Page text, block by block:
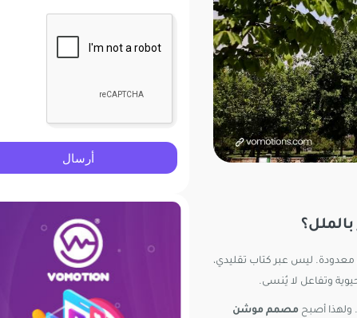
ليس عبر كتاب تقليدي،
وتفاعل لا يُنسى.
ولهذا أصبح مصمم موشن
أرسال